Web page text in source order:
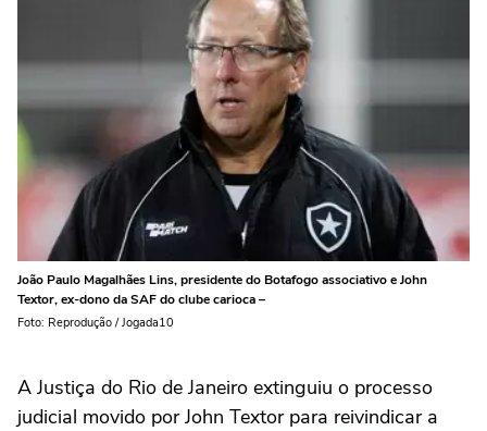
João Paulo Magalhães Lins, presidente do Botafogo associativo e John
Textor, ex-dono da SAF do clube carioca –
Foto: Reprodução / Jogada10
A Justiça do Rio de Janeiro extinguiu o processo
judicial movido por John Textor para reivindicar a